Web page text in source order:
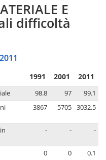
E
difficoltà
1991 2001 2011
98.8 97
99.1
3867 5705 3032.5
- - -
0 0
0.1